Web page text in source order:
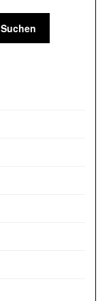
Suchen